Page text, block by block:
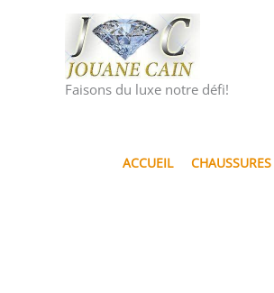
Faisons du luxe notre défi!
ACCUEIL CHAUSSURES